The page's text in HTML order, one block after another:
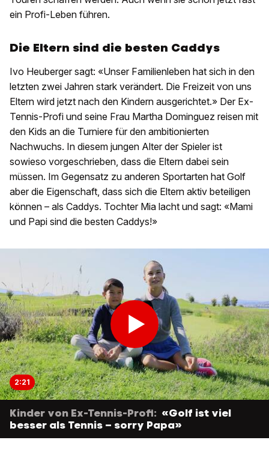
ein Profi-Leben führen.
Die Eltern sind die besten Caddys
Ivo Heuberger sagt: «Unser Familienleben hat sich in den
letzten zwei Jahren stark verändert. Die Freizeit von uns
Eltern wird jetzt nach den Kindern ausgerichtet.» Der Ex-
Tennis-Profi und seine Frau Martha Dominguez reisen mit
den Kids an die Turniere für den ambitionierten
Nachwuchs. In diesem jungen Alter der Spieler ist
sowieso vorgeschrieben, dass die Eltern dabei sein
müssen. Im Gegensatz zu anderen Sportarten hat Golf
aber die Eigenschaft, dass sich die Eltern aktiv beteiligen
können – als Caddys. Tochter Mia lacht und sagt: «Mami
und Papi sind die besten Caddys!»
2:21
Kinder von Ex-Tennis-Profi: «Golf ist viel
besser als Tennis – sorry Papa»